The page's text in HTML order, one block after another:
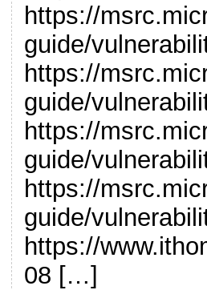
https://
guide/
https://
guide/
https://
guide/
https://
guide/
https://
08 […]